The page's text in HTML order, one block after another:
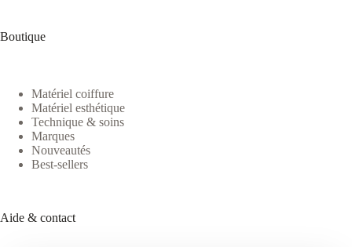
Boutique
Matériel coiffure
Matériel esthétique
Technique & soins
Marques
Nouveautés
Best-sellers
Aide & contact